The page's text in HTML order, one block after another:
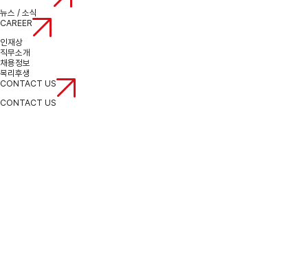
뉴스 / 소식
CAREER
인재상
직무소개
채용정보
복리후생
CONTACT US
CONTACT US